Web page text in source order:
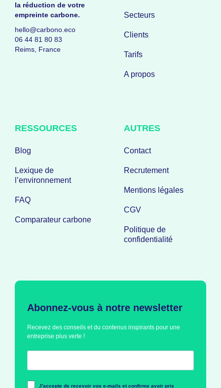
la réduction de votre
empreinte carbone.
hello@carbono.eco
06 44 81 80 83
Reims, France
Secteurs
Clients
Tarifs
A propos
RESSOURCES
Blog
Lexique de
l’environnement
FAQ
Comparateur carbone
AUTRES
Contact
Recrutement
Mentions légales
CGV
Politique de
confidentialité
Abonnez-vous à notre newsletter
Recevez des conseils et du contenus inspirants pour une
entreprise plus verte !
J'accepte de recevoir vos e-mails et confirme avoir pris